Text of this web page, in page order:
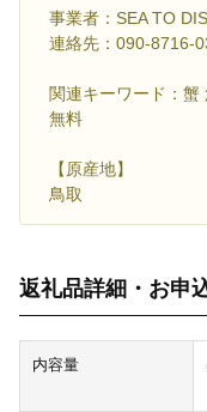
事業者：SEA TO
連絡先：090-8716-
関連キーワード：
無料
【原産地】
鳥取
返礼品詳細・お申
内容量